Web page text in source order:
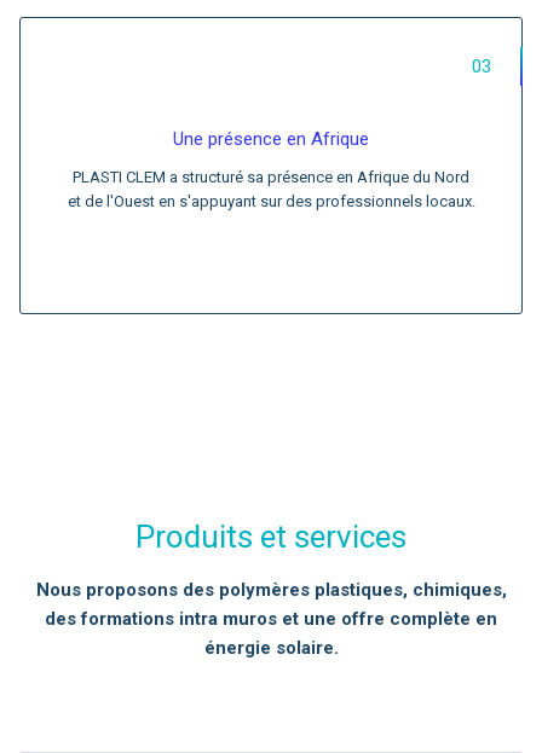
03
Une présence en Afrique
PLASTI CLEM a structuré sa présence en Afrique du Nord
et de l'Ouest en s'appuyant sur des professionnels locaux.
Produits et services
Nous proposons des polymères plastiques, chimiques,
des formations intra muros et une offre complète en
énergie solaire.